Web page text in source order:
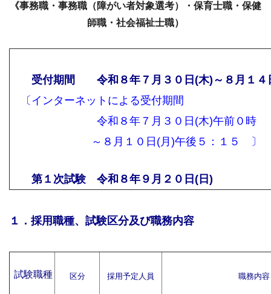
《事務職・事務職（障がい者対象選考）・保育士職・ 保健
師職・社会福祉士職）
受付期間 令和８年７月３０日(木)～８月１４
〔インターネットによる受付期間
令和８年７月３０日(木)午前０時
～８月１０日(月)午後５：１５ 〕
第１次試験 令和８年９月２０日(日)
１．採用職種、試験区分及び職務内容
試験職種 区分 採用予定人員 職務内容